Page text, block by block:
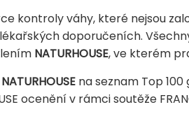
kontroly váhy, které nejsou
doporučeních.
NATURHOUSE, ve kterém
NATURHOUSE na seznam Top
ocenění v rámci soutěže